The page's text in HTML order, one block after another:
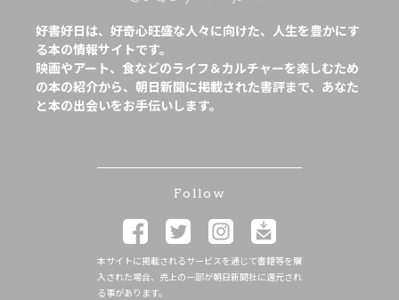
好書好日は、好奇心旺盛な人々に向けた、人生を豊かにす
る本の情報サイトです。
映画やアート、食などのライフ＆カルチャーを楽しむため
の本の紹介から、朝日新聞に掲載された書評まで、あなた
と本の出会いをお手伝いします。
Follow
本サイトに掲載されるサービスを通じて書籍等を購
入された場合、売上の一部が朝日新聞社に還元され
る事があります。